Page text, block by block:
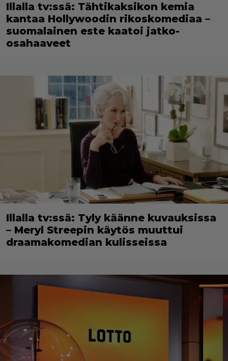
Illalla tv:ssä: Tähtikaksikon kemia
kantaa Hollywoodin rikoskomediaa –
suomalainen este kaatoi jatko-
osahaaveet
Illalla tv:ssä: Tyly käänne kuvauksissa
– Meryl Streepin käytös muuttui
draamakomedian kulisseissa